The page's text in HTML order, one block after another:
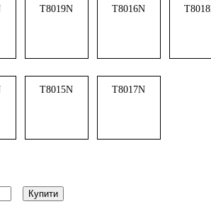
T8019N T8016N
T8015N T8017N
Купити